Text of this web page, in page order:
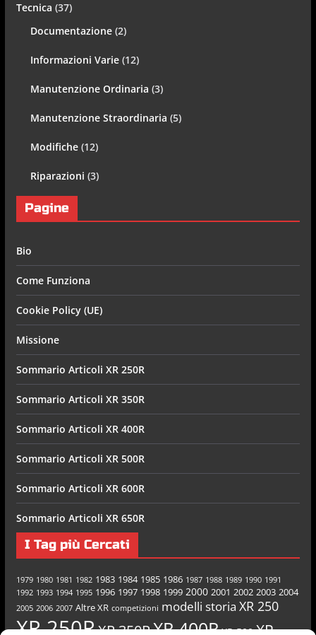
Tecnica (37)
Documentazione(2)
Informazioni Varie(12)
Manutenzione Ordinaria (3)
Manutenzione Straordinaria (5)
Modifiche(12)
Riparazioni (3)
Pagine
Bio
Come Funziona
Cookie Policy (UE)
Missione
Sommario Articoli XR 250R
Sommario Articoli XR 350R
Sommario Articoli XR 400R
Sommario Articoli XR 500R
Sommario Articoli XR 600R
Sommario Articoli XR 650R
I Tag più Cercati
1979 1980 1981 1982 1983 1984 1985 1986 1987 1988 1989 1990 1991
1992 1993 1994 1995 1996 1997 1998 1999 2000 2001 2002 2003 2004
2005 2006 2007 Altre XR competizioni modelli storia XR 250
XR 250RXR 350RXR 400R XR 500 XR